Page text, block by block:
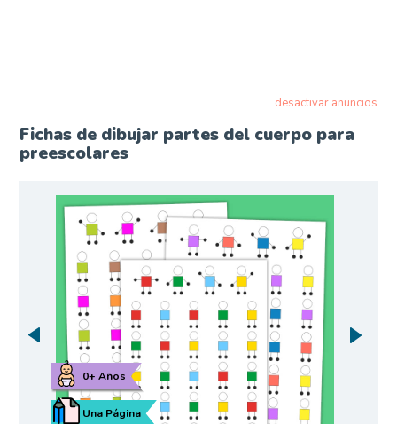
desactivar anuncios
Fichas de dibujar partes del cuerpo para
preescolares
Una Página
0+ Años